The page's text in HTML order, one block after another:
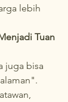
lebih
Tuan
juga bisa